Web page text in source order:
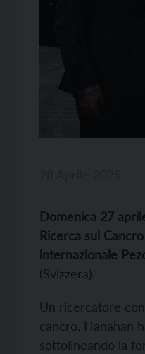
Domenica 27
Ricerca sul
internazionale
(Svizzera).
Un ricercatore
cancro. Hanahan
sottolineando la